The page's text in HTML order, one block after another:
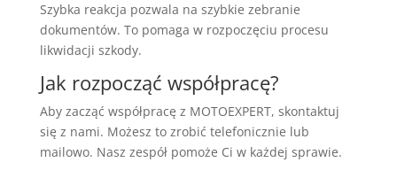
Szybka reakcja pozwala na szybkie zebranie
dokumentów. To pomaga w rozpoczęciu procesu
likwidacji szkody.
Jak rozpocząć współpracę?
Aby zacząć współpracę z MOTOEXPERT, skontaktuj
się z nami. Możesz to zrobić telefonicznie lub
mailowo. Nasz zespół pomoże Ci w każdej sprawie.